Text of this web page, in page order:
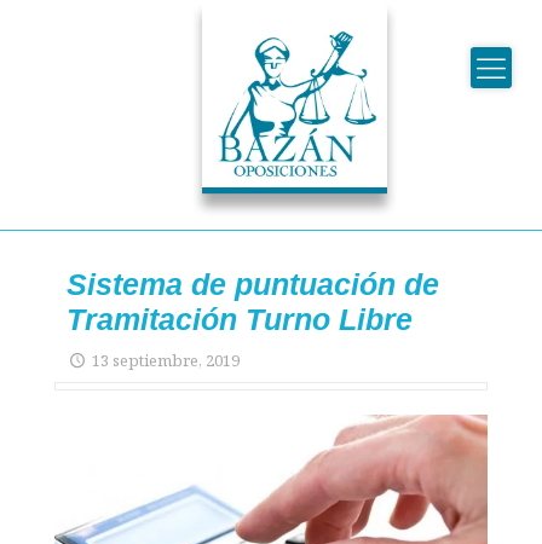
Sistema de puntuación de
Tramitación Turno Libre
13 septiembre, 2019